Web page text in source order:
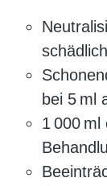
bei 5 ml
1 000